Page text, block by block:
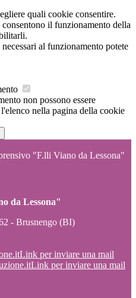
quali cookie consentire.
il funzionamento della
al funzionamento potete
non possono essere
nella pagina della cookie
"F.lli Viano da Lessona"
da Lessona"
- Brusnengo (BI)
Link per inviare una mail
Link per inviare una mail